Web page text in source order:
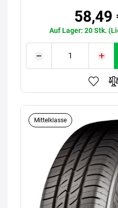
58,49
Auf Lager: 20 Stk.
Mittelklasse